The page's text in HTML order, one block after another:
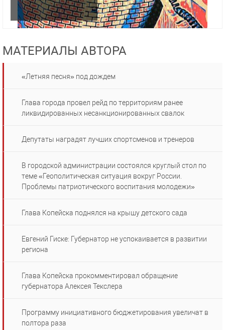
МАТЕРИАЛЫ АВТОРА
«Летняя песня» под дождем
Глава города провел рейд по территориям ранее
ликвидированных несанкционированных свалок
Депутаты наградят лучших спортсменов и тренеров
В городской администрации состоялся круглый стол по
теме «Геополитическая ситуация вокруг России.
Проблемы патриотического воспитания молодежи»
Глава Копейска поднялся на крышу детского сада
Евгений Гиске: Губернатор не успокаивается в развитии
региона
Глава Копейска прокомментировал обращение
губернатора Алексея Текслера
Программу инициативного бюджетирования увеличат в
полтора раза